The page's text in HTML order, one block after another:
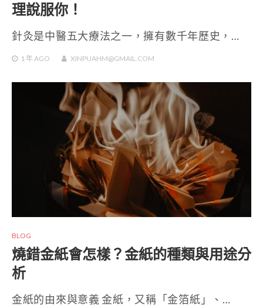
理說服你！
針灸是中醫五大療法之一，擁有數千年歷史，…
1 年AGO XINPUAHM@GMAIL.COM
BLOG
燒錯金紙會怎樣？金紙的種類與用途分
析
金紙的由來與意義 金紙，又稱「金箔紙」、…